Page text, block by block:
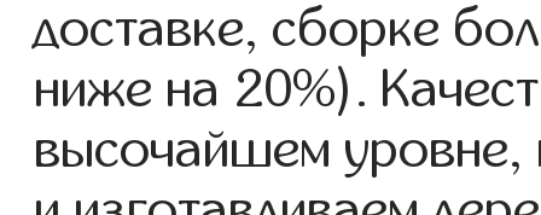
доставке, сборке
ниже на 20%).
высочайшем